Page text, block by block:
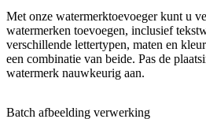
Met onze watermerktoevoeger kunt u
watermerken toevoegen, inclusief
verschillende lettertypen, maten en
een combinatie van beide. Pas de
watermerk nauwkeurig aan.
Batch afbeelding verwerking